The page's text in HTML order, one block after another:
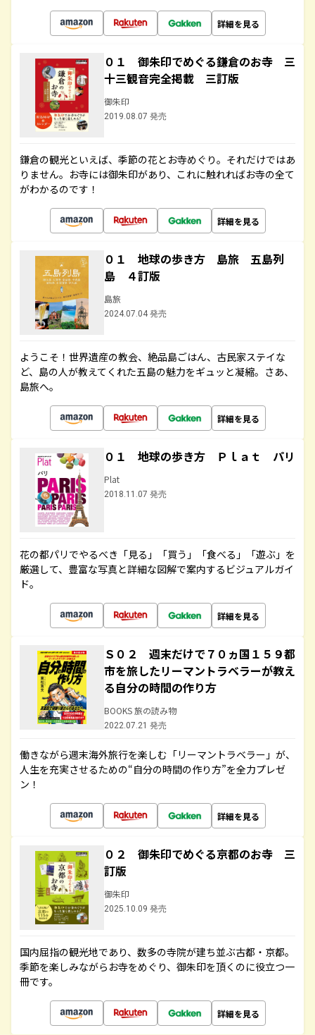
詳細を見る
０１ 御朱印でめぐる鎌倉のお寺 三
十三観音完全掲載 三訂版
御朱印
2019.08.07 発売
鎌倉の観光といえば、季節の花とお寺めぐり。それだけではあ
りません。お寺には御朱印があり、これに触れればお寺の全て
がわかるのです！
詳細を見る
０１ 地球の歩き方 島旅 五島列
島 ４訂版
島旅
2024.07.04 発売
ようこそ！世界遺産の教会、絶品島ごはん、古民家ステイな
ど、島の人が教えてくれた五島の魅力をギュッと凝縮。さあ、
島旅へ。
詳細を見る
０１ 地球の歩き方 Ｐｌａｔ パリ
Plat
2018.11.07 発売
花の都パリでやるべき「見る」「買う」「食べる」「遊ぶ」を
厳選して、豊富な写真と詳細な図解で案内するビジュアルガイ
ド。
詳細を見る
Ｓ０２ 週末だけで７０ヵ国１５９都
市を旅したリーマントラベラーが教え
る自分の時間の作り方
BOOKS 旅の読み物
2022.07.21 発売
働きながら週末海外旅行を楽しむ「リーマントラベラー」が、
人生を充実させるための“自分の時間の作り方”を全力プレゼ
ン！
詳細を見る
０２ 御朱印でめぐる京都のお寺 三
訂版
御朱印
2025.10.09 発売
国内屈指の観光地であり、数多の寺院が建ち並ぶ古都・京都。
季節を楽しみながらお寺をめぐり、御朱印を頂くのに役立つ一
冊です。
詳細を見る